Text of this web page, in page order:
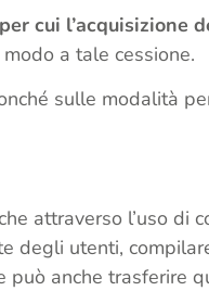
cui l’acquisizione
a tale cessione.
sulle modalità
attraverso l’uso di
degli utenti,
anche trasferire